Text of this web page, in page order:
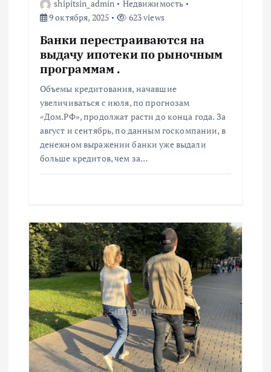
shipitsin_admin
Недвижимость
9 октября, 2025
623 views
Банки перестраиваются на
выдачу ипотеки по рыночным
программам .
Объемы кредитования, начавшие
увеличиваться с июля, по прогнозам
«Дом.РФ», продолжат расти до конца года. За
август и сентябрь, по данным госкомпании, в
денежном выражении банки уже выдали
больше кредитов, чем за…